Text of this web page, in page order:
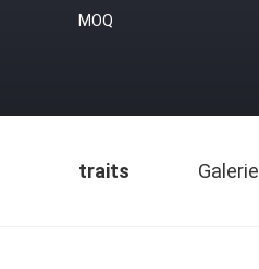
MOQ
traits Galerie